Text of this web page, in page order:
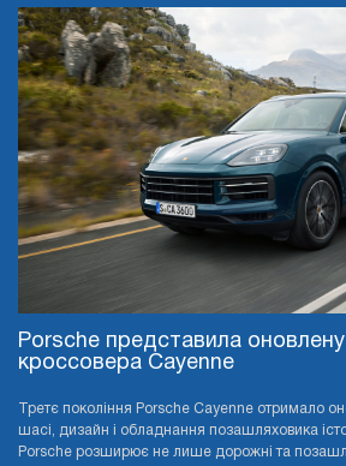
Porsche представила
кроссовера Cayenne
Третє покоління Porsche Cayenne отримало
шасі, дизайн і обладнання позашляховика
Porsche розширює не лише дорожні та